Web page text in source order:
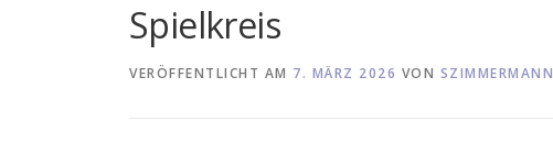
Spielkreis
VERÖFFENTLICHT AM 7. MÄRZ 2026 VON SZIMMERMANN